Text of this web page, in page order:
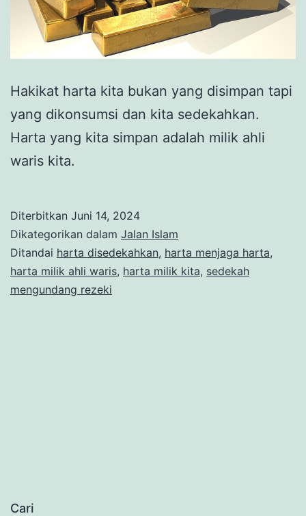
Hakikat harta kita bukan yang disimpan tapi
yang dikonsumsi dan kita sedekahkan.
Harta yang kita simpan adalah milik ahli
waris kita.
Diterbitkan Juni 14, 2024
Dikategorikan dalam Jalan Islam
Ditandai harta disedekahkan, harta menjaga harta,
harta milik ahli waris, harta milik kita, sedekah
mengundang rezeki
Cari